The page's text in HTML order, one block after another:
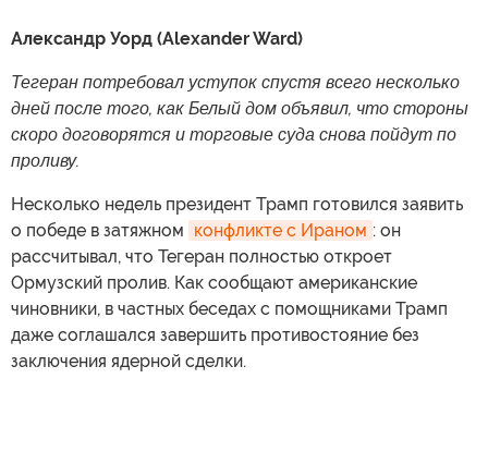
Александр Уорд (Alexander Ward)
Тегеран потребовал уступок спустя всего несколько
дней после того, как Белый дом объявил, что стороны
скоро договорятся и торговые суда снова пойдут по
проливу.
Несколько недель президент Трамп готовился заявить
о победе в затяжном конфликте с Ираном : он
рассчитывал, что Тегеран полностью откроет
Ормузский пролив. Как сообщают американские
чиновники, в частных беседах с помощниками Трамп
даже соглашался завершить противостояние без
заключения ядерной сделки.